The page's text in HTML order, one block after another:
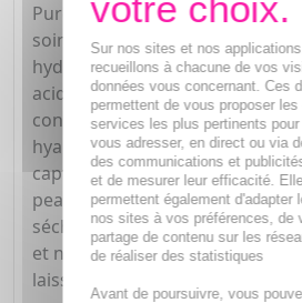
Pureté Sérum Acide
soin visage concentré formulé
hydratation intense et durable
acide hyaluronique Pureté
concentration optimale de 3%
hyaluronique, un actif reconnu
capter et retenir l'eau, ce qui
peau et de réduire visiblement
sécheresse et de fatigue.
et non grasse, ce sérum
laisse la peau souple,
Sur nos sites et nos
recueillons à chacune de vos
données vous concernant. Ces
permettent de vous proposer
services les plus pertinents
vous adresser, en direct ou via
des communications et
et de mesurer leur efficacité.
permettent également d'adapter
nos sites à vos préférences, de
partage de contenu sur les
de réaliser des statistiques
Avant de poursuivre, vous